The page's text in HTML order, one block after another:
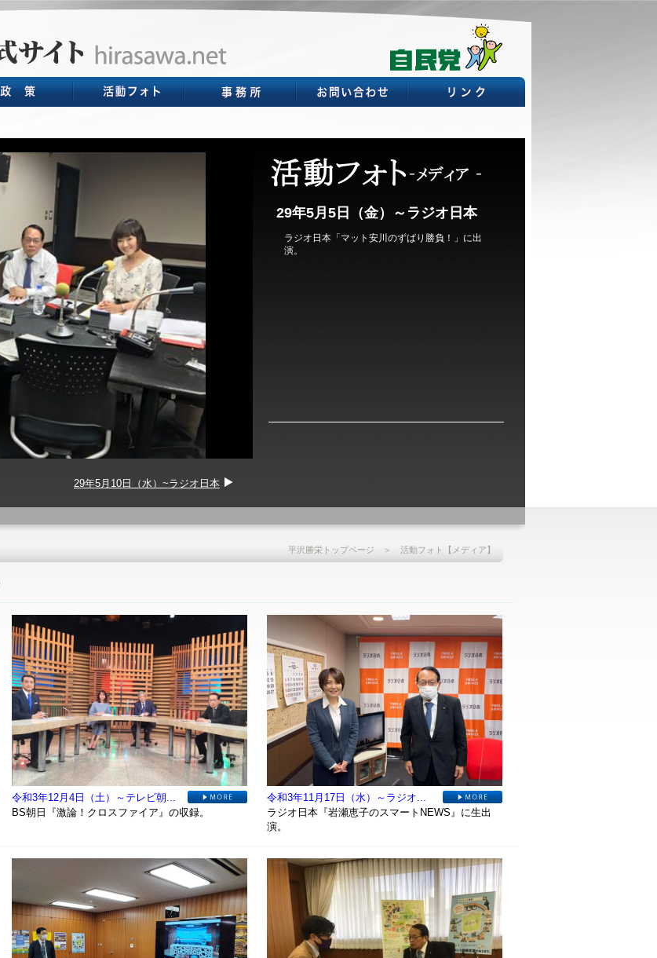
29年5月5日（金）～ラジオ日本
ラジオ日本「マット安川のずばり勝負！」に出
演。
29年5月10日（水）~ラジオ日本
平沢勝栄トップページ ＞ 活動フォト【メディア】
令和3年12月4日（土）～テレビ朝...
BS朝日『激論！クロスファイア』の収録。
令和3年11月17日（水）～ラジオ...
ラジオ日本『岩瀬恵子のスマートNEWS』に生出
演。